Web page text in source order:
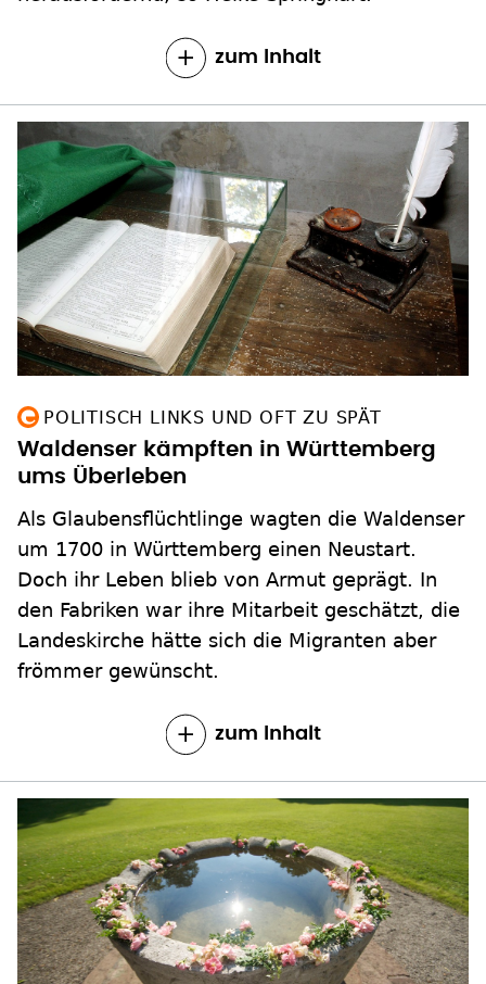
zum Inhalt
POLITISCH LINKS UND OFT ZU SPÄT
Waldenser kämpften in Württemberg
ums Überleben
Als Glaubensflüchtlinge wagten die Waldenser
um 1700 in Württemberg einen Neustart.
Doch ihr Leben blieb von Armut geprägt. In
den Fabriken war ihre Mitarbeit geschätzt, die
Landeskirche hätte sich die Migranten aber
frömmer gewünscht.
zum Inhalt